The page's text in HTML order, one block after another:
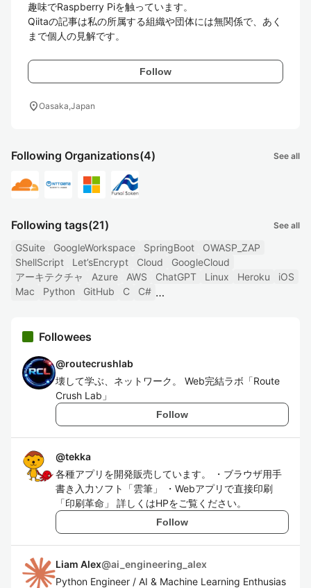
趣味でRaspberry Piを触っています。
Qiitaの記事は私の所属する組織や団体には無関係で、あく
まで個人の見解です。
Follow
location_onOasaka,Japan
Following Organizations(4) See all
Following tags(21) See all
GSuite GoogleWorkspace SpringBoot
OWASP_ZAP
ShellScript
Let’sEncrypt Cloud
GoogleCloud
アーキテクチャ
Azure AWS ChatGPT Linux Heroku
iOS
Mac
Python GitHub C C#
Followees
@routecrushlab
壊して学ぶ、ネットワーク。 Web完結ラボ「Route
Crush Lab」
Follow
@tekka
各種アプリを開発販売しています。 ・ブラウザ用手
書き入力ソフト「雲筆」 ・Webアプリで直接印刷
「印刷革命」 詳しくはHPをご覧ください。
Follow
Liam Alex@ai_engineering_alex
Python Engineer / AI & Machine Learning Enthusias